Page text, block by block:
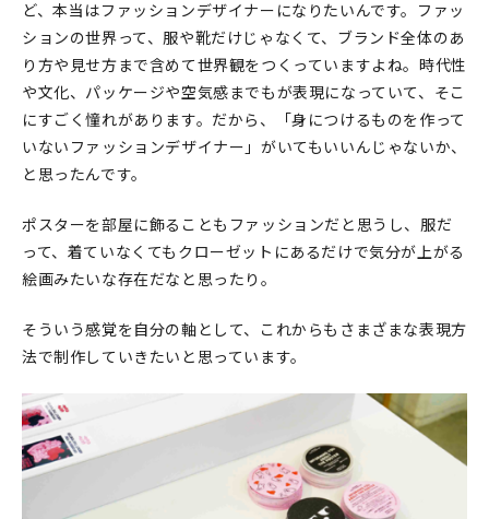
ど、本当はファッションデザイナーになりたいんです。ファッ
ションの世界って、服や靴だけじゃなくて、ブランド全体のあ
り方や見せ方まで含めて世界観をつくっていますよね。時代性
や文化、パッケージや空気感までもが表現になっていて、そこ
にすごく憧れがあります。だから、「身につけるものを作って
いないファッションデザイナー」がいてもいいんじゃないか、
と思ったんです。
ポスターを部屋に飾ることもファッションだと思うし、服だ
って、着ていなくてもクローゼットにあるだけで気分が上がる
絵画みたいな存在だなと思ったり。
そういう感覚を自分の軸として、これからもさまざまな表現方
法で制作していきたいと思っています。